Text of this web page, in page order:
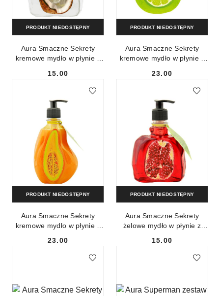
Aura Smaczne Sekrety
kremowe mydło w płynie z
Cena:
15.00
PRODUKT NIEDOSTĘPNY
Aura Smaczne Sekrety
kremowe mydło w płynie z
Cena:
23.00
PRODUKT NIEDOSTĘPNY
Aura Smaczne Sekrety
kremowe mydło w płynie z
Cena:
23.00
PRODUKT NIEDOSTĘPNY
Aura Smaczne Sekrety
żelowe mydło w płynie z
Cena:
15.00
PRODUKT NIEDOSTĘPNY